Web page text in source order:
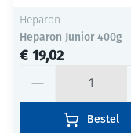
Heparon
Heparon Junior 400g
€ 19,02
Bestel